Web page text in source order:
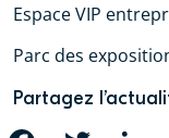
Espace VIP
Parc des
Partagez